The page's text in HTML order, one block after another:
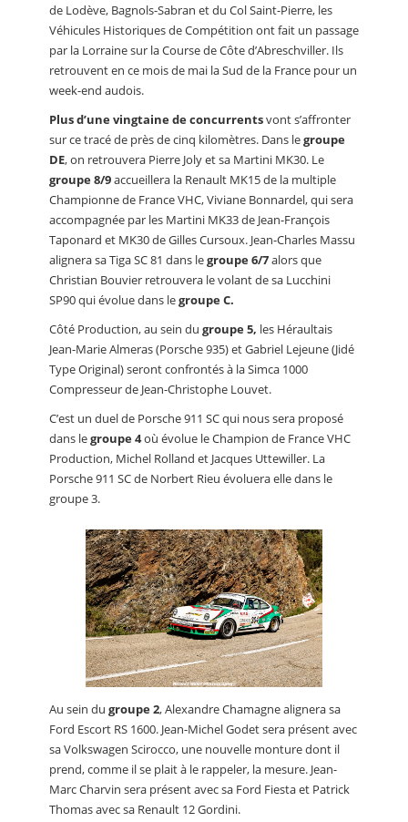
de Lodève, Bagnols-Sabran et du Col Saint-Pierre, les
Véhicules Historiques de Compétition ont fait un passage
par la Lorraine sur la Course de Côte d’Abreschviller. Ils
retrouvent en ce mois de mai la Sud de la France pour un
week-end audois.
Plus d’une vingtaine de concurrentsvont s’affronter
sur ce tracé de près de cinq kilomètres. Dans legroupe
DE, on retrouvera Pierre Joly et sa Martini MK30. Le
groupe 8/9accueillera la Renault MK15 de la multiple
Championne de France VHC, Viviane Bonnardel, qui sera
accompagnée par les Martini MK33 de Jean-François
Taponard et MK30 de Gilles Cursoux. Jean-Charles Massu
alignera sa Tiga SC 81 dans legroupe 6/7alors que
Christian Bouvier retrouvera le volant de sa Lucchini
SP90 qui évolue dans legroupe C.
Côté Production, au sein du groupe 5, les Héraultais
Jean-Marie Almeras (Porsche 935) et Gabriel Lejeune (Jidé
Type Original) seront confrontés à la Simca 1000
Compresseur de Jean-Christophe Louvet.
C’est un duel de Porsche 911 SC qui nous sera proposé
dans legroupe 4où évolue le Champion de France VHC
Production, Michel Rolland et Jacques Uttewiller. La
Porsche 911 SC de Norbert Rieu évoluera elle dans le
groupe 3.
Au sein du groupe 2, Alexandre Chamagne alignera sa
Ford Escort RS 1600. Jean-Michel Godet sera présent avec
sa Volkswagen Scirocco, une nouvelle monture dont il
prend, comme il se plait à le rappeler, la mesure. Jean-
Marc Charvin sera présent avec sa Ford Fiesta et Patrick
Thomas avec sa Renault 12 Gordini.